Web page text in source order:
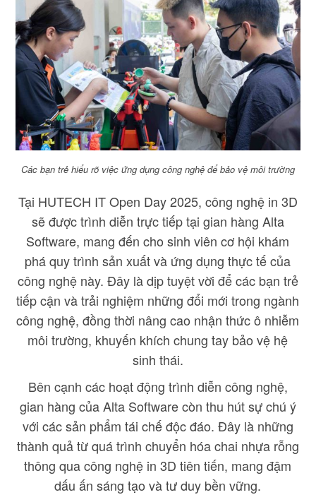
Các bạn trẻ hiểu rõ việc ứng dụng công nghệ để bảo vệ môi trường
Tại HUTECH IT Open Day 2025, công nghệ in 3D
sẽ được trình diễn trực tiếp tại gian hàng Alta
Software, mang đến cho sinh viên cơ hội khám
phá quy trình sản xuất và ứng dụng thực tế của
công nghệ này. Đây là dịp tuyệt vời để các bạn trẻ
tiếp cận và trải nghiệm những đổi mới trong ngành
công nghệ, đồng thời nâng cao nhận thức ô nhiễm
môi trường, khuyến khích chung tay bảo vệ hệ
sinh thái.
Bên cạnh các hoạt động trình diễn công nghệ,
gian hàng của Alta Software còn thu hút sự chú ý
với các sản phẩm tái chế độc đáo. Đây là những
thành quả từ quá trình chuyển hóa chai nhựa rỗng
thông qua công nghệ in 3D tiên tiến, mang đậm
dấu ấn sáng tạo và tư duy bền vững.